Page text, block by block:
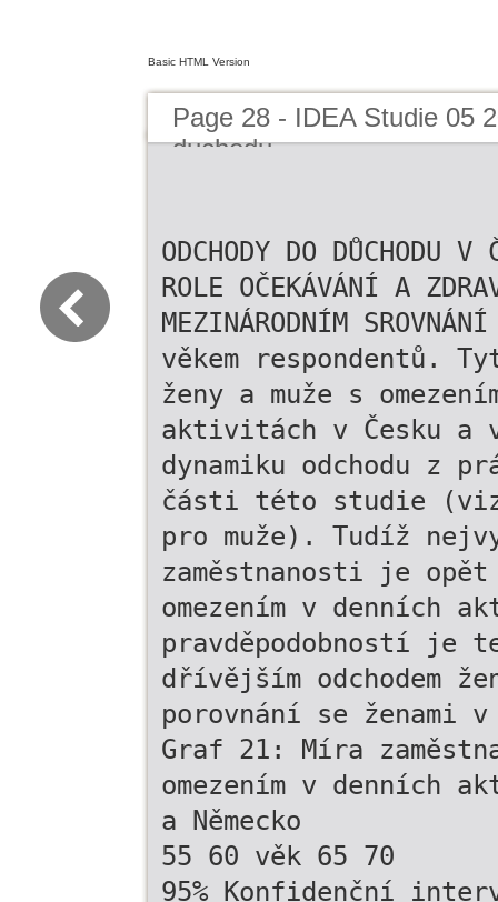
Basic HTML Version
Page 28 - IDEA Studie 05
duchodu
ODCHODY DO DŮCHODU V
ROLE OČEKÁVÁNÍ A
MEZINÁRODNÍM
věkem respondentů.
ženy a muže s
aktivitách v Česku a
dynamiku odchodu z
části této studie
pro muže). Tudíž
zaměstnanosti je opět
omezením v denních
pravděpodobností je
dřívějším odchodem
porovnání se ženami v
Graf 21: Míra
omezením v denních
a Německo
55 60 věk 65 70
95% Konfidenční